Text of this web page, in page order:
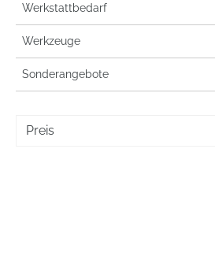
Werkstattbedarf
Werkzeuge
Sonderangebote
Preis